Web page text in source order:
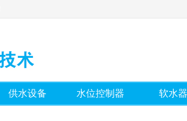
供水设备 水位控制器 软水器